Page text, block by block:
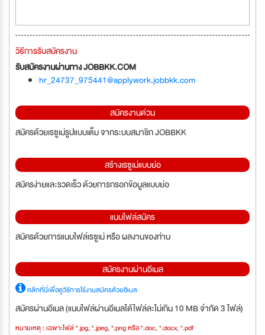
วิธีการรับสมัครงาน
รับสมัครงานผ่านทาง JOBBKK.COM
hr_24737_975441@applywork.jobbkk.com
สมัครงานด่วน
สมัครด้วยเรซูเม่รูปแบบเต็ม จากระบบสมาชิก JOBBKK
สร้างเรซูเม่แบบย่อ
สมัครง่ายและรวดเร็ว ด้วยการกรอกข้อมูลแบบย่อ
แนบไฟล์สมัคร
สมัครด้วยการแนบไฟล์เรซูเม่ หรือ ผลงานของท่าน
สมัครงานผ่านอีเมล
คลิกที่นี่เพื่อดูวิธีการใช้งานสมัครด้วยอีเมล
สมัครผ่านอีเมล (แนบไฟล์ผ่านอีเมลได้ไฟล์ละไม่เกิน 10 MB จำกัด 3 ไฟล์)
หมายเหตุ : เฉพาะไฟล์ *.jpg, *.jpeg, *.png หรือ *.doc, *.docx, *.pdf